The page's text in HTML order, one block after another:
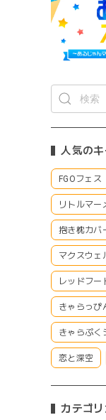
人気の
FGOフェス
リトルマー
抱き枕カバ
マクスウェ
レッドフー
きゃらっぴ
きゃらぷく
恋と深空
カテゴ